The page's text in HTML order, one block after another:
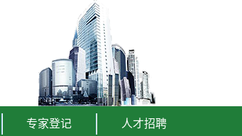
专家登记 人才招聘